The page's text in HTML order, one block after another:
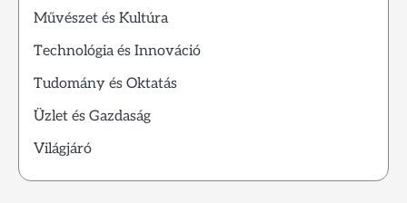
Művészet és Kultúra
Technológia és Innováció
Tudomány és Oktatás
Üzlet és Gazdaság
Világjáró